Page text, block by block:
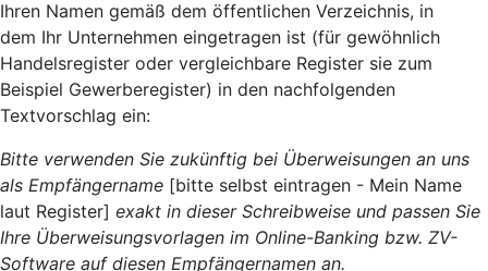
Ihren Namen gemäß dem öffentlichen Verzeichnis, in
dem Ihr Unternehmen eingetragen ist (für gewöhnlich
Handelsregister oder vergleichbare Register sie zum
Beispiel Gewerberegister) in den nachfolgenden
Textvorschlag ein:
Bitte verwenden Sie zukünftig bei Überweisungen an uns
als Empfängername [bitte selbst eintragen - Mein Name
laut Register] exakt in dieser Schreibweise und passen Sie
Ihre Überweisungsvorlagen im Online-Banking bzw. ZV-
Software auf diesen Empfängernamen an.